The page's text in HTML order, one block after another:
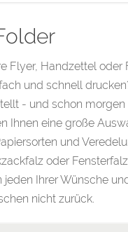
Flyer, Handzettel oder
und schnell
- und schon morgen
Ihnen eine große
und
oder
jeden Ihrer Wünsche
nicht zurück.